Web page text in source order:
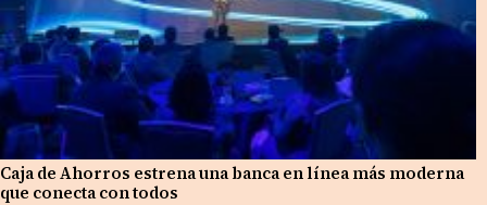
Caja de Ahorros estrena una banca en línea más moderna
que conecta con todos